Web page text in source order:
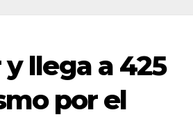
llega a 425
por el